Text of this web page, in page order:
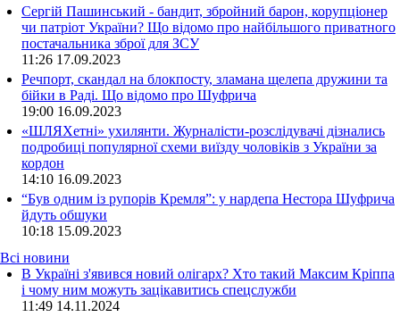
Сергій Пашинський - бандит, збройний барон, корупціонер
чи патріот України? Що відомо про найбільшого приватного
постачальника зброї для ЗСУ
11:26 17.09.2023
Речпорт, скандал на блокпосту, зламана щелепа дружини та
бійки в Раді. Що відомо про Шуфрича
19:00 16.09.2023
«ШЛЯХетні» ухилянти. Журналісти-розслідувачі дізнались
подробиці популярної схеми виїзду чоловіків з України за
кордон
14:10 16.09.2023
“Був одним із рупорів Кремля”: у нардепа Нестора Шуфрича
йдуть обшуки
10:18 15.09.2023
Всі новини
В Україні з'явився новий олігарх? Хто такий Максим Кріппа
і чому ним можуть зацікавитись спецслужби
11:49 14.11.2024